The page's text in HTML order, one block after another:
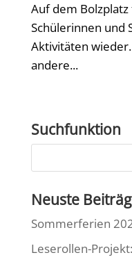
Auf dem
Schülerinnen und
Aktivitäten
andere...
Suchfunktion
Neuste
Sommerferien
Leserollen-